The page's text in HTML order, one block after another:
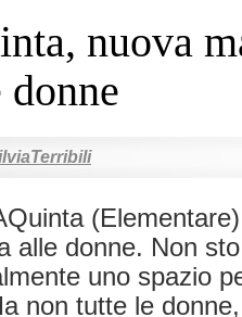
nuova
alle donne. Non
uno spazio
non tutte le